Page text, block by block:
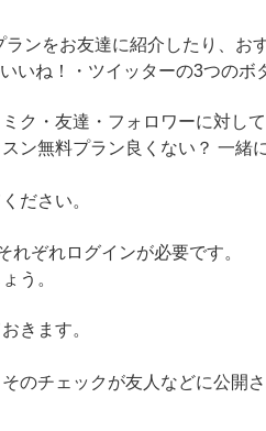
ンをお友達に紹介したり、お
いね！・ツイッターの3つのボ
ク・友達・フォロワーに対し
ン無料プラン良くない？ 一緒
ださい。
れぞれログインが必要です。
う。
きます。
のチェックが友人などに公開さ